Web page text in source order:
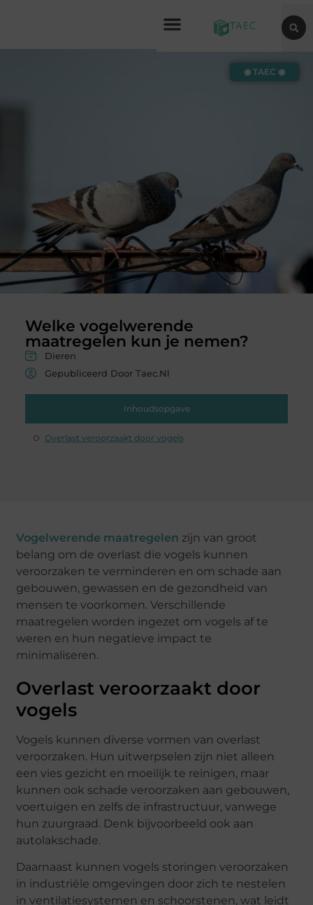
Welke vogelwerende
maatregelen kun je nemen?
Dieren
Gepubliceerd Door Taec.nl
Inhoudsopgave
Overlast veroorzaakt door vogels
◉ TAEC ◉
Vogelwerende maatregelen zijn van groot
belang om de overlast die vogels kunnen
veroorzaken te verminderen en om schade aan
gebouwen, gewassen en de gezondheid van
mensen te voorkomen. Verschillende
maatregelen worden ingezet om vogels af te
weren en hun negatieve impact te
minimaliseren.
Overlast veroorzaakt door
vogels
Vogels kunnen diverse vormen van overlast
veroorzaken. Hun uitwerpselen zijn niet alleen
een vies gezicht en moeilijk te reinigen, maar
kunnen ook schade veroorzaken aan gebouwen,
voertuigen en zelfs de infrastructuur, vanwege
hun zuurgraad. Denk bijvoorbeeld ook aan
autolakschade.
Daarnaast kunnen vogels storingen veroorzaken
in industriële omgevingen door zich te nestelen
in ventilatiesystemen en schoorstenen, wat leidt